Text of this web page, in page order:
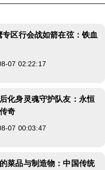
专区行会战如箭在弦：铁血
07 02:22:17
化身灵魂守护队友：永恒
奇
07 00:03:47
菜品与制造物：中国传统